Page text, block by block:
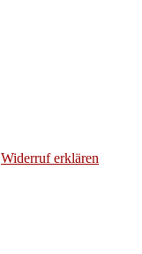
Widerruf erklären